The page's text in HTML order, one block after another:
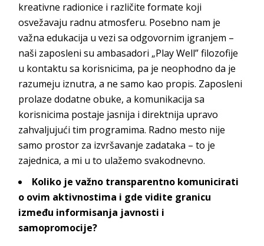
kreativne radionice i različite formate koji
osvežavaju radnu atmosferu. Posebno nam je
važna edukacija u vezi sa odgovornim igranjem –
naši zaposleni su ambasadori „Play Well” filozofije
u kontaktu sa korisnicima, pa je neophodno da je
razumeju iznutra, a ne samo kao propis. Zaposleni
prolaze dodatne obuke, a komunikacija sa
korisnicima postaje jasnija i direktnija upravo
zahvaljujući tim programima. Radno mesto nije
samo prostor za izvršavanje zadataka – to je
zajednica, a mi u to ulažemo svakodnevno.
Koliko je važno transparentno komunicirati
o ovim aktivnostima i gde vidite granicu
između informisanja javnosti i
samopromocije?